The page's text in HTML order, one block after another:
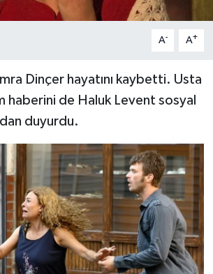
A- A+
Dinçer hayatını kaybetti. Usta
haberini de Haluk Levent sosyal
duyurdu.